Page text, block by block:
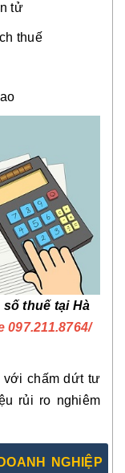
tử
thuế
thuế tại Hà
097.211.8764/
với chấm dứt tư
rủi ro nghiêm
NGHIỆP